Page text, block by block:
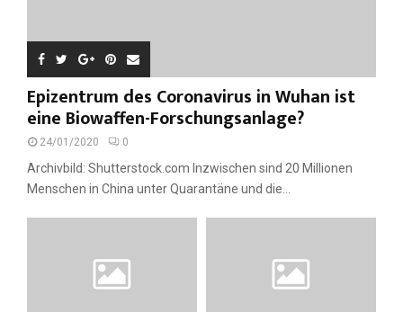
Epizentrum des Coronavirus in Wuhan ist
eine Biowaffen-Forschungsanlage?
24/01/2020 0
Archivbild: Shutterstock.com Inzwischen sind 20 Millionen
Menschen in China unter Quarantäne und die...